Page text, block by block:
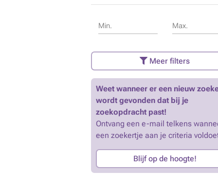
Min. Max.
Meer filters
Weet wanneer er een nieuw
wordt gevonden dat bij je
zoekopdracht past!
Ontvang een e-mail telkens
een zoekertje aan je criteria
Blijf op de hoogte!